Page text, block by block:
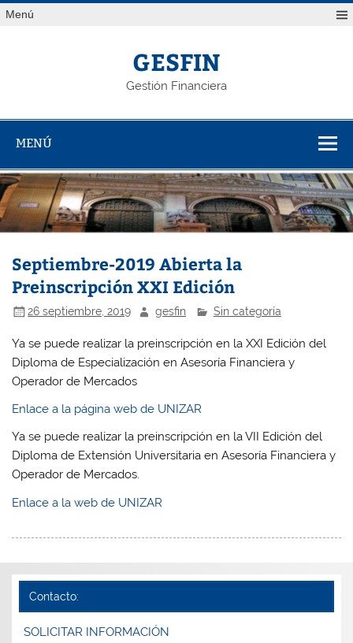
Saltar
alMenú
GESFIN
Gestión Financiera
MENÚ
Septiembre-2019 Abierta la
Preinscripción XXI Edición
26 septiembre, 2019 gesfin Sin categoría
Ya se puede realizar la preinscripción en la XXI Edición del
Diploma de Especialización en Asesoría Financiera y
Operador de Mercados
Enlace a la página web de UNIZAR
Ya se puede realizar la preinscripción en la VII Edición del
Diploma de Extensión Universitaria en Asesoría Financiera y
Operador de Mercados.
Enlace a la web de UNIZAR
Contacto:
SOLICITAR INFORMACIÓN